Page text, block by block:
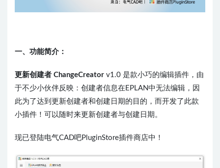
一、功能简介：
更新创建者 ChangeCreator v1.0 是款小巧的编辑插件，由
于不少小伙伴反映：创建者信息在EPLAN中无法编辑，因
此为了达到更新创建者和创建日期的目的，而开发了此款
小插件！可以随时来更新创建者与创建日期。
现已登陆电气CAD吧PluginStore插件商店中！